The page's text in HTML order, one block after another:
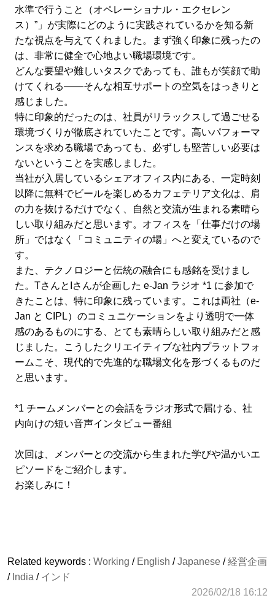
水準で行うこと（オペレーショナル・エクセレン
ス）”」が実際にどのように実践されているかを知る新
たな視点を与えてくれました。まず強く印象に残ったの
は、非常に健全で心地よい職場環境です。
どんな要望や難しいタスクであっても、誰もが笑顔で助
けてくれる——そんな相互サポートの空気をはっきりと
感じました。
特に印象的だったのは、社員がリラックスして過ごせる
環境づくりが徹底されていたことです。高いパフォーマ
ンスを求める職場であっても、必ずしも堅苦しい必要は
ないということを実感しました。
当社が入居しているシェアオフィス内にある、一定時刻
以降に無料でビールを楽しめるカフェテリア文化は、肩
の力を抜けるだけでなく、自然と交流が生まれる素晴ら
しい取り組みだと思います。オフィスを「仕事だけの場
所」ではなく「コミュニティの場」へと変えているので
す。
また、テクノロジーと伝統の融合にも感銘を受けまし
た。TさんとIさんが企画した e-Jan ラジオ *1 に参加で
きたことは、特に印象に残っています。これは両社（e-
Jan と CIPL）のコミュニケーションをより透明で一体
感のあるものにする、とても素晴らしい取り組みだと感
じました。こうしたクリエイティブな社内プラットフォ
ームこそ、現代的で先進的な職場文化を形づくるものだ
と思います。
*1 チームメンバーとの会話をラジオ形式で届ける、社
内向けの短い音声インタビュー番組
次回は、メンバーとの交流から生まれた学びや温かいエ
ピソードをご紹介します。
お楽しみに！
Related keywords : Working / English /Japanese /経営企画
/ India / インド
2026/02/18 16:12